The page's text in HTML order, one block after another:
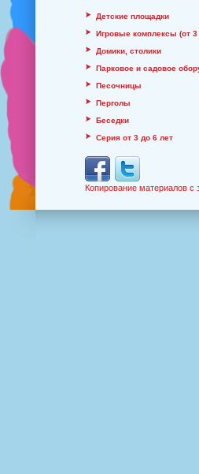
Детские площадки
Игровые комплексы (от 3
Домики, столики
Парковое и садовое
Песочницы
Перголы
Беседки
Серия от 3 до 6 лет
Копирование материалов с